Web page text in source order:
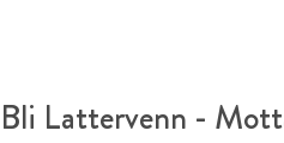
Bli Lattervenn -